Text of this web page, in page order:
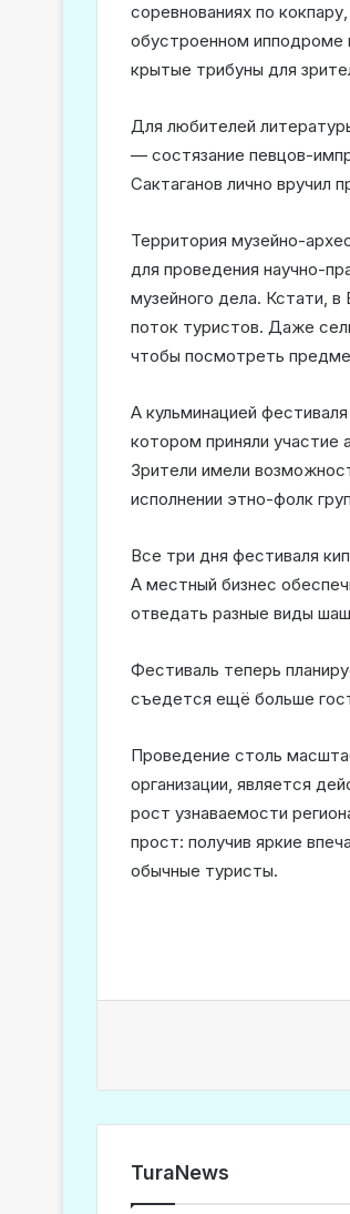
соревнованиях по
обустроенном ипподроме
крытые трибуны для
Для любителей
— состязание певцов-
Сактаганов лично вручил
Территория музейно-
для проведения научно-
музейного дела. Кстати,
поток туристов. Даже
чтобы посмотреть
А кульминацией
котором приняли участие
Зрители имели
исполнении этно-фолк
Все три дня фестиваля
А местный бизнес
отведать разные виды
Фестиваль теперь
съедется ещё больше
Проведение столь
организации, является
рост узнаваемости
прост: получив яркие
обычные туристы.
TuraNews